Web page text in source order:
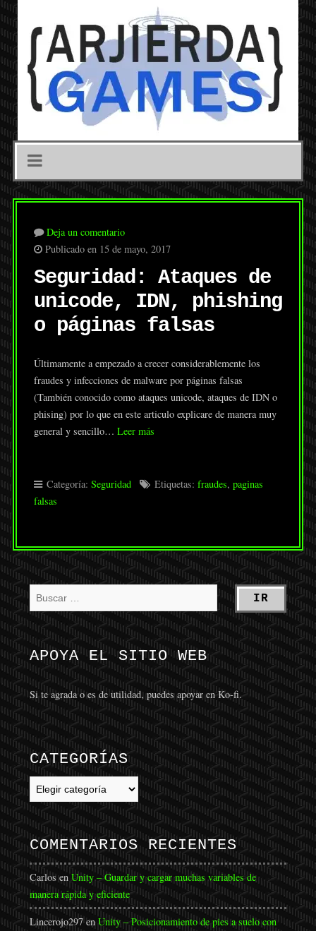
Deja un comentario
Publicado en 15 de mayo, 2017
Seguridad: Ataques de
unicode, IDN, phishing
o páginas falsas
Últimamente a empezado a crecer considerablemente los
fraudes y infecciones de malware por páginas falsas
(También conocido como ataques unicode, ataques de IDN o
phising) por lo que en este articulo explicare de manera muy
general y sencillo… Leer más
Categoría: Seguridad Etiquetas: fraudes, paginas
falsas
APOYA EL SITIO WEB
Si te agrada o es de utilidad, puedes apoyar en Ko-fi.
CATEGORÍAS
Categorías
COMENTARIOS RECIENTES
CarlosenUnity – Guardar y cargar muchas variables de
manera rápida y eficiente
Lincerojo297enUnity – Posicionamiento de pies a suelo con